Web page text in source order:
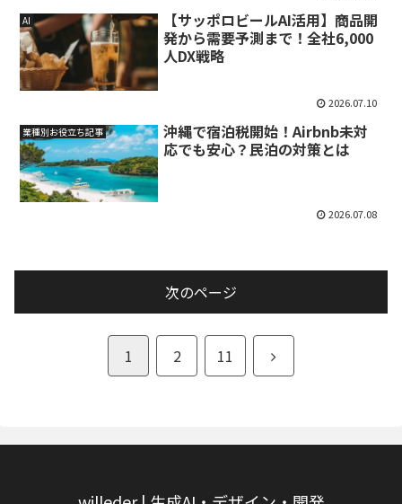
AI
【サッポロビールAI活用】商品開
発から需要予測まで！全社6,000
人DX戦略
2026.07.10
業種別お役立ち記事
沖縄で宿泊税開始！Airbnb未対
応でも安心？民泊の対策とは
2026.07.08
次のページ
1 2 11
次